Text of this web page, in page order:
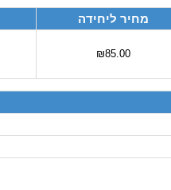
מחיר ליחידה
₪85.00